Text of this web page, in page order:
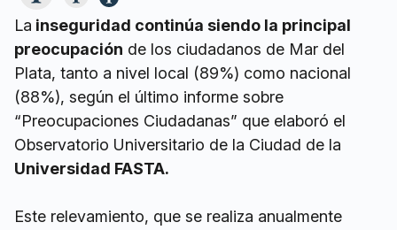
La inseguridad continúa siendo la principal
preocupación de los ciudadanos de Mar del
Plata, tanto a nivel local (89%) como nacional
(88%), según el último informe sobre
“Preocupaciones Ciudadanas” que elaboró el
Observatorio Universitario de la Ciudad de la
Universidad FASTA.
Este relevamiento, que se realiza anualmente